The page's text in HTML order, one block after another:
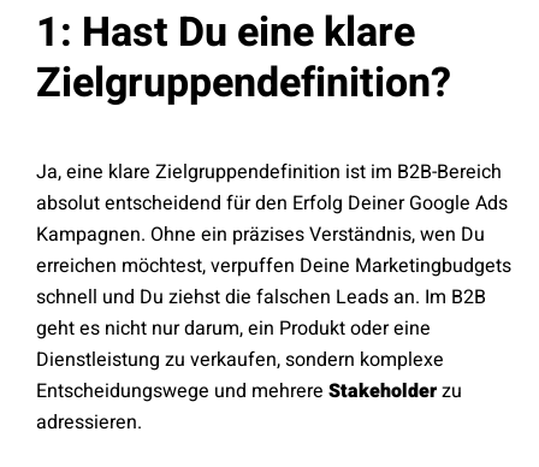
1: Hast Du eine klare
Zielgruppendefinition?
Ja, eine klare Zielgruppendefinition ist im B2B-Bereich
absolut entscheidend für den Erfolg Deiner Google Ads
Kampagnen. Ohne ein präzises Verständnis, wen Du
erreichen möchtest, verpuffen Deine Marketingbudgets
schnell und Du ziehst die falschen Leads an. Im B2B
geht es nicht nur darum, ein Produkt oder eine
Dienstleistung zu verkaufen, sondern komplexe
Entscheidungswege und mehrere Stakeholderzu
adressieren.